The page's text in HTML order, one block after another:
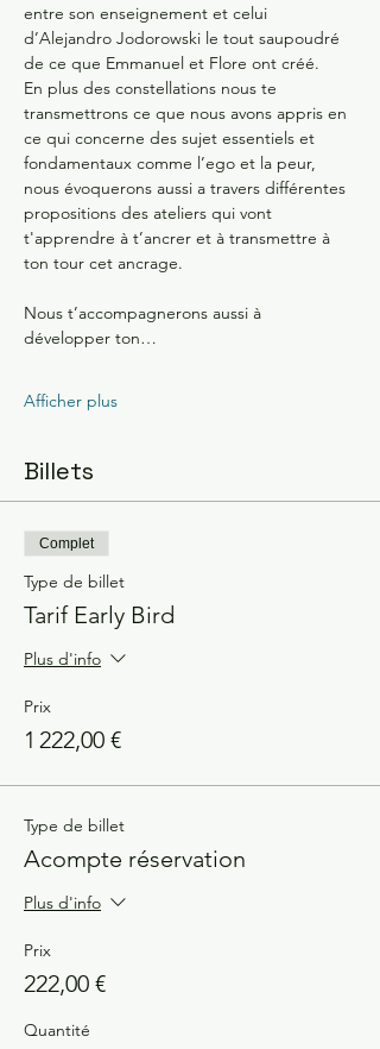
entre son enseignement et celui
d’Alejandro Jodorowski le tout saupoudré
de ce que Emmanuel et Flore ont créé.
En plus des constellations nous te
transmettrons ce que nous avons appris en
ce qui concerne des sujet essentiels et
fondamentaux comme l’ego et la peur,
nous évoquerons aussi a travers différentes
propositions des ateliers qui vont
t'apprendre à t’ancrer et à transmettre à
ton tour cet ancrage.
Nous t’accompagnerons aussi à
développer ton…
Afficher plus
Billets
Complet
Type de billet
Tarif Early Bird
Plus d'info
Prix
1 222,00 €
Type de billet
Acompte réservation
Plus d'info
Prix
222,00 €
Quantité